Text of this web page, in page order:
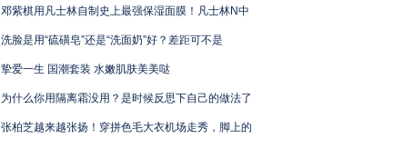
邓紫棋用凡士林自制史上最强保湿面膜！凡士林N中
洗脸是用“硫磺皂”还是“洗面奶”好？差距可不是
挚爱一生 国潮套装 水嫩肌肤美美哒
为什么你用隔离霜没用？是时候反思下自己的做法了
张柏芝越来越张扬！穿拼色毛大衣机场走秀，脚上的